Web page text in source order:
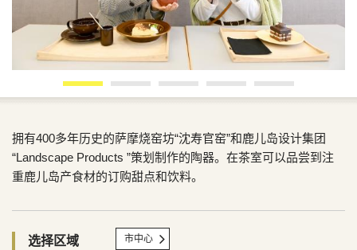
拥有400多年历史的萨摩烧窑坊“沈寿官窑”和鹿儿岛设计集团
“Landscape Products ”策划制作的陶器。在茶室可以品尝到注
重鹿儿岛产食材的订购甜点和饮料。
选择区域 市中心